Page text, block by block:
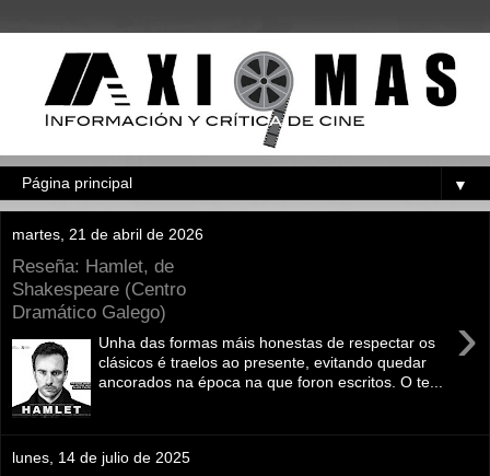
▼
martes, 21 de abril de 2026
Reseña: Hamlet, de
Shakespeare (Centro
Dramático Galego)
›
Unha das formas máis honestas de respectar os
clásicos é traelos ao presente, evitando quedar
ancorados na época na que foron escritos. O te...
lunes, 14 de julio de 2025